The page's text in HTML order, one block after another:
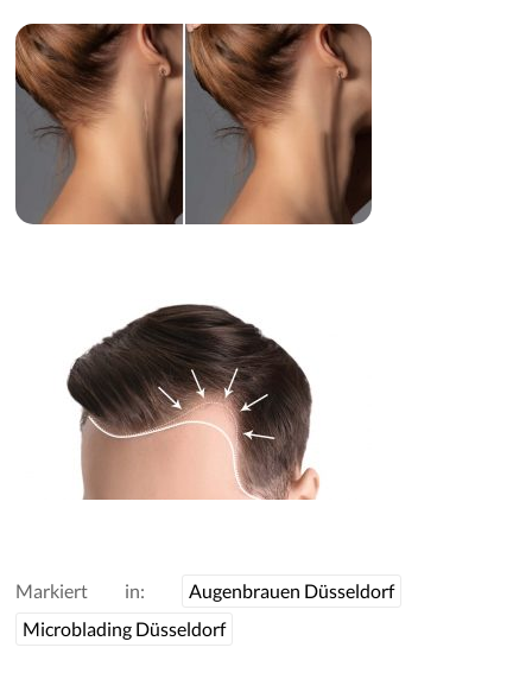
Markiert in:
Augenbrauen Düsseldorf
Microblading Düsseldorf